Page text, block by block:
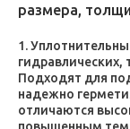
размера,
гидравлических,
Подходят для
надежно
отличаются